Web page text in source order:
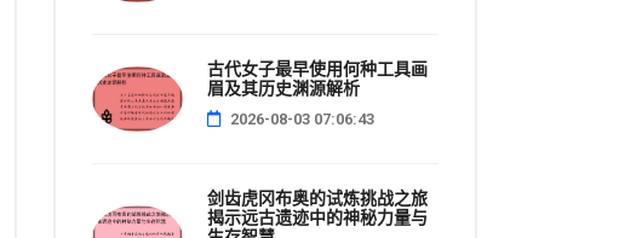
古代女子最早使用何种工具画
眉及其历史渊源解析
2026-08-03 07:06:43
剑齿虎冈布奥的试炼挑战之旅
揭示远古遗迹中的神秘力量与